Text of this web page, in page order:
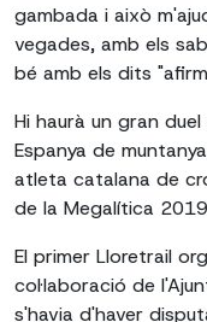
gambada i això
vegades, amb els
bé amb els dits
Hi haurà un gran
Espanya de
atleta catalana de
de la Megalítica
El primer Lloretrail
col·laboració de
s'havia d'haver